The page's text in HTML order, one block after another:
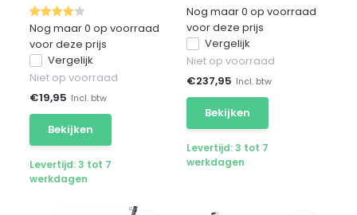
Nog maar 0 op voorraad
voor deze prijs
Vergelijk
Niet op voorraad
€19,95 Incl. btw
Bekijken
Levertijd: 3 tot 7
werkdagen
Nog maar 0 op voorraad
voor deze prijs
Vergelijk
Niet op voorraad
€237,95 Incl. btw
Bekijken
Levertijd: 3 tot 7
werkdagen